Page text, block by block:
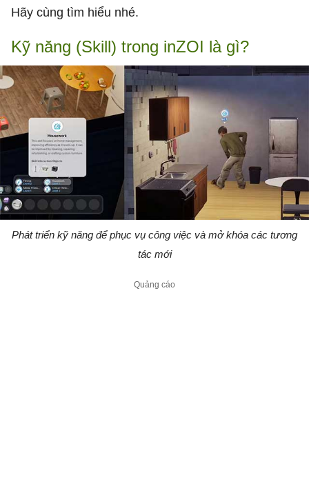
Hãy cùng tìm hiểu nhé.
Kỹ năng (Skill) trong inZOI là gì?
Phát triển kỹ năng để phục vụ công việc và mở khóa các tương
tác mới